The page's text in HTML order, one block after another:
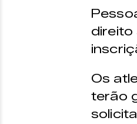
direito
Os
terão